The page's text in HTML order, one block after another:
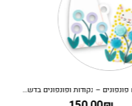
קופסא לילדים – קריסטלים בחלל